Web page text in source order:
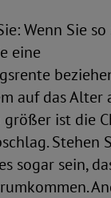
Wenn Sie
eine
auf das Alter
ist die
Stehen
sogar sein,